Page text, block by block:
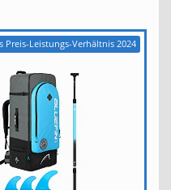
Preis-Leistungs-Verhältnis 2024